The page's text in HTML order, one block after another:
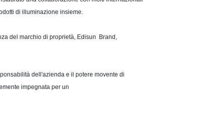
di illuminazione insieme.
del marchio di proprietà, Edisun Brand,
dell'azienda e il potere movente di
impegnata per un